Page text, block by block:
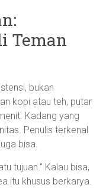
Teman
bukan
kopi atau teh, putar
Kadang yang
Penulis terkenal
bisa.
tujuan.” Kalau bisa,
itu khusus berkarya.